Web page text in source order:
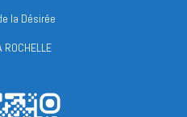
la Désirée